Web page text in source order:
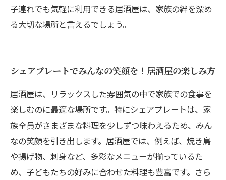
子連れでも気軽に利用できる居酒屋は、家族の絆を深め
る大切な場所と言えるでしょう。
シェアプレートでみんなの笑顔を！居酒屋の楽しみ方
居酒屋は、リラックスした雰囲気の中で家族での食事を
楽しむのに最適な場所です。特にシェアプレートは、家
族全員がさまざまな料理を少しずつ味わえるため、みん
なの笑顔を引き出します。居酒屋では、例えば、焼き鳥
や揚げ物、刺身など、多彩なメニューが揃っているた
め、子どもたちの好みに合わせた料理も豊富です。さら